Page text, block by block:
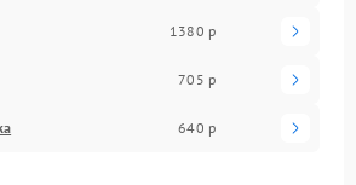
1380 р
705 р
640 р